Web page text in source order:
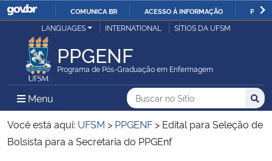
IR
COMUNICA BR ACESSO À INFORMAÇÃO
Ministério da Justiça e Segurança Pública
Ministério da Defesa
Ministério das Relações Exteriores
LANGUAGES INTERNATIONAL SÍTIOS DA UFSM
PPGENF
Programa de Pós-Graduação em Enfermagem
Menu Menu Principal do Sítio
Busca
Buscar no no Sítio
Busca:
Você está aqui: UFSM > PPGENF > Edital para Seleção de
Bolsista para a Secretaria do PPGEnf